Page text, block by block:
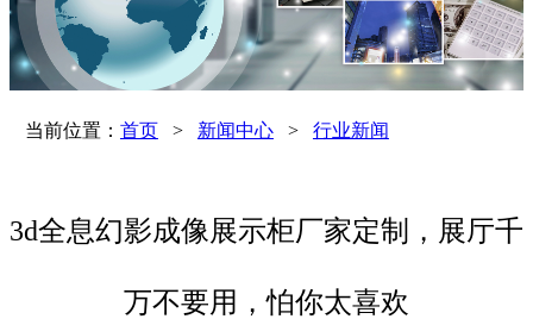
当前位置： 首页> 新闻中心> 行业新闻
3d全息幻影成像展示柜厂家定制，展厅千
万不要用，怕你太喜欢